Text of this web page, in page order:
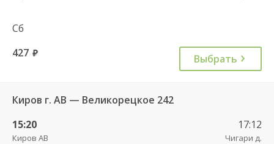
Сб
427 руб. Выбрать
Киров г. АВ — Великорецкое 242
15:20
Киров АВ
17:12
Чигари д.